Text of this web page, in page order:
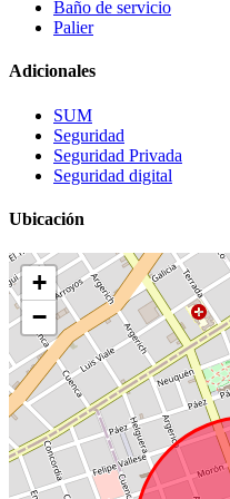
Baño de servicio
Palier
Adicionales
SUM
Seguridad
Seguridad Privada
Seguridad digital
Ubicación
+
−